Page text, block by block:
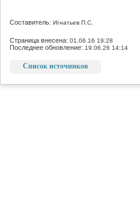
Составитель: Игнатьев П.С.
Страница внесена: 01.06.16 19:28
Последнее обновление: 19.06.26 14:14
Список источников